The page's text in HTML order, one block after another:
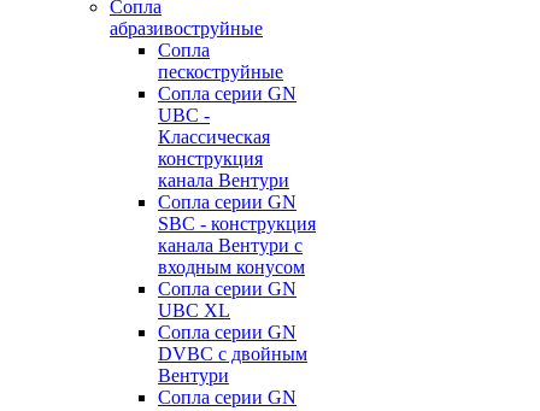
Сопла
абразивоструйные
Сопла
пескоструйные
Сопла серии GN
UBC -
Классическая
конструкция
канала Вентури
Сопла серии GN
SBC - конструкция
канала Вентури c
входным конусом
Сопла серии GN
UBC XL
Сопла серии GN
DVBC с двойным
Вентури
Сопла серии GN